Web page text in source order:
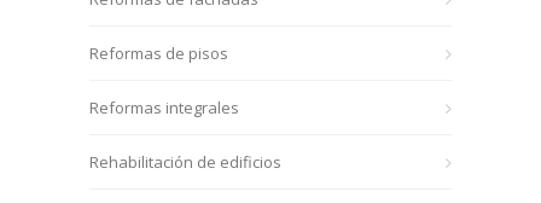
Reformas de pisos
Reformas integrales
Rehabilitación de edificios